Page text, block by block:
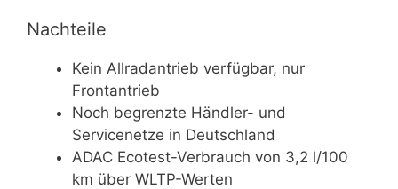
Nachteile
Kein Allradantrieb verfügbar, nur
Frontantrieb
Noch begrenzte Händler- und
Servicenetze in Deutschland
ADAC Ecotest-Verbrauch von 3,2 l/100
km über WLTP-Werten